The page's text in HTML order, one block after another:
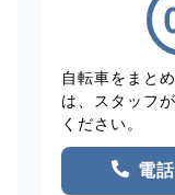
自転車をまと
は、スタッフ
ください。
電